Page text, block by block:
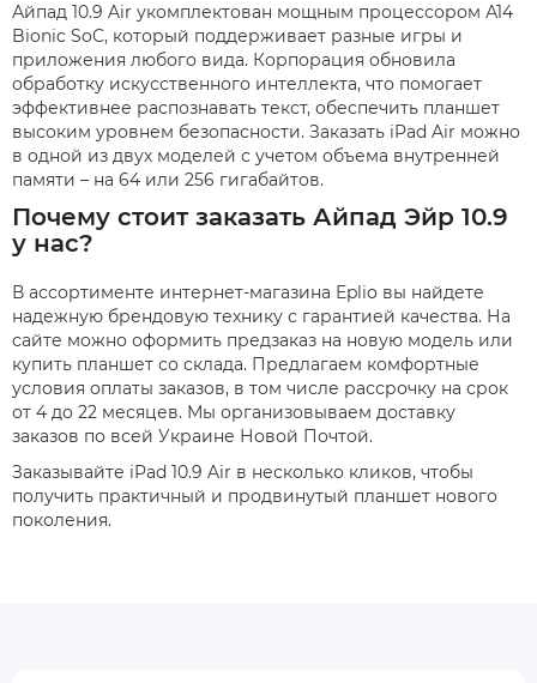
Айпад 10.9 Air укомплектован мощным процессором А14
Bionic SoC, который поддерживает разные игры и
приложения любого вида. Корпорация обновила
обработку искусственного интеллекта, что помогает
эффективнее распознавать текст, обеспечить планшет
высоким уровнем безопасности. Заказать iPad Air можно
в одной из двух моделей с учетом объема внутренней
памяти – на 64 или 256 гигабайтов.
Почему стоит заказать Айпад Эйр 10.9
у нас?
В ассортименте интернет-магазина Eplio вы найдете
надежную брендовую технику с гарантией качества. На
сайте можно оформить предзаказ на новую модель или
купить планшет со склада. Предлагаем комфортные
условия оплаты заказов, в том числе рассрочку на срок
от 4 до 22 месяцев. Мы организовываем доставку
заказов по всей Украине Новой Почтой.
Заказывайте iPad 10.9 Air в несколько кликов, чтобы
получить практичный и продвинутый планшет нового
поколения.